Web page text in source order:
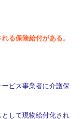
る保険給付がある。
ビス事業者に介護保
して現物給付化され